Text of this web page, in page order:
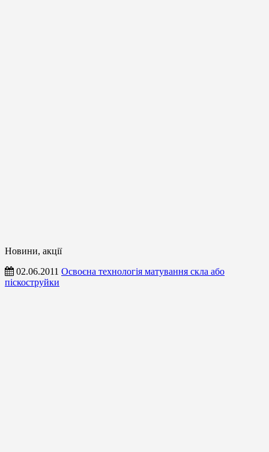
Новини, акції
02.06.2011 Освоєна технологія матування скла або
піскоструйки